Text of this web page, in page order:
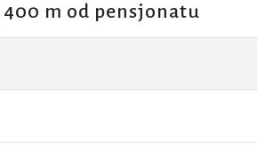
m od pensjonatu